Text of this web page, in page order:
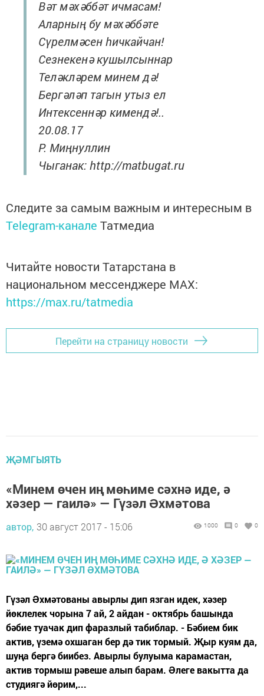
Вәт мәхәббәт ичмасам!
Аларның бу мәхәббәте
Сүрелмәсен һичкайчан!
Сезнекенә кушылсыннар
Теләкләрем минем дә!
Бергәләп тагын утыз ел
Интексеннәр кимендә!..
20.08.17
Р. Миңнуллин
Чыганак: http://matbugat.ru
Следите за самым важным и интересным в
Telegram-канале Татмедиа
Читайте новости Татарстана в
национальном мессенджере MАХ:
https://max.ru/tatmedia
Перейти на страницу новости
ҖӘМГЫЯТЬ
«Минем өчен иң мөһиме сәхнә иде, ә
хәзер — гаилә» — Гүзәл Əхмәтова
автор, 30 август 2017 - 15:06 1000 0 0
Гүзәл Əхмәтованы авырлы дип язган идек, хәзер
йөклелек чорына 7 ай, 2 айдан - октябрь башында
бәбие туачак дип фаразлый табиблар. - Бәбием бик
актив, үземә охшаган бер дә тик тормый. Җыр куям да,
шуңа бергә биибез. Авырлы булуыма карамастан,
актив тормыш рәвеше алып барам. Əлеге вакытта да
студиягә йөрим,...